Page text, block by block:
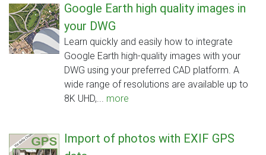
Google Earth high quality images in
your DWG
Learn quickly and easily how to integrate
Google Earth high-quality images with your
DWG using your preferred CAD platform. A
wide range of resolutions are available up to
8K UHD,... more
Import of photos with EXIF GPS